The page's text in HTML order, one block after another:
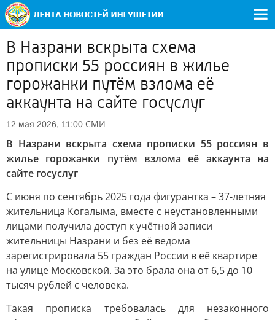
В Назрани вскрыта схема
прописки 55 россиян в жилье
горожанки путём взлома её
аккаунта на сайте госуслуг
12 мая 2026, 11:00 СМИ
В Назрани вскрыта схема прописки 55 россиян в
жилье горожанки путём взлома её аккаунта на
сайте госуслуг
С июня по сентябрь 2025 года фигурантка – 37-летняя
жительница Когалыма, вместе с неустановленными
лицами получила доступ к учётной записи
жительницы Назрани и без её ведома
зарегистрировала 55 граждан России в её квартире
на улице Московской. За это брала она от 6,5 до 10
тысяч рублей с человека.
Такая прописка требовалась для незаконного